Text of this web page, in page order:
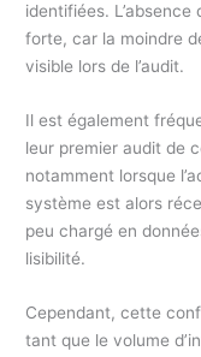
identifiées. L’absence
forte, car la moindre
visible lors de l’audit.
Il est également
leur premier audit de
notamment lorsque
système est alors
peu chargé en
lisibilité.
Cependant, cette
tant que le volume